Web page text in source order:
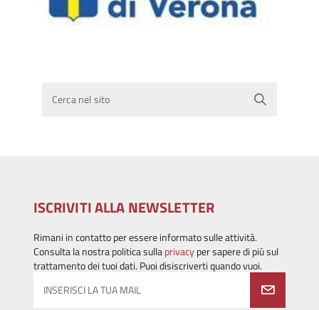
Cerca nel sito
ISCRIVITI ALLA NEWSLETTER
Rimani in contatto per essere informato sulle attività.
Consulta la nostra politica sullaprivacyper sapere di più sul
trattamento dei tuoi dati. Puoi disiscriverti quando vuoi.
INSERISCI LA TUA MAIL